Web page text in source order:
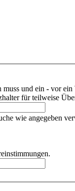
muss und ein - vor ein
für teilweise
wie angegeben